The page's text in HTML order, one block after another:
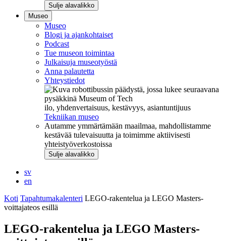
Sulje alavalikko
Museo
Museo
Blogi ja ajankohtaiset
Podcast
Tue museon toimintaa
Julkaisuja museotyöstä
Anna palautetta
Yhteystiedot
ilo, yhdenvertaisuus, kestävyys, asiantuntijuus
Tekniikan museo
Autamme ymmärtämään maailmaa, mahdollistamme
kestävää tulevaisuutta ja toimimme aktiivisesti
yhteistyöverkostoissa
Sulje alavalikko
sv
en
Koti Tapahtumakalenteri LEGO-rakentelua ja LEGO Masters-
voittajateos esillä
LEGO-rakentelua ja LEGO Masters-